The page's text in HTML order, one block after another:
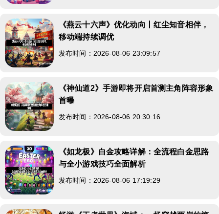
《燕云十六声》优化动向丨红尘知音相伴，
移动端持续调优
发布时间：2026-08-06 23:09:57
《神仙道2》手游即将开启首测主角阵容形象
首曝
发布时间：2026-08-06 20:30:16
《如龙极》白金攻略详解：全流程白金思路
与全小游戏技巧全面解析
发布时间：2026-08-06 17:19:29